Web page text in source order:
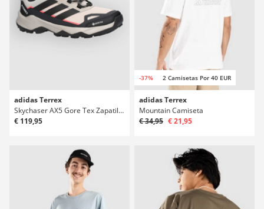
adidas Terrex
Skychaser AX5 Gore Tex Zapatillas Deportivas
€ 119,95
-37% 2 Camisetas Por 40 EUR
adidas Terrex
Mountain Camiseta
€ 34,95 € 21,95